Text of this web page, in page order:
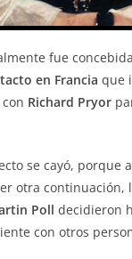
fue
en Francia que
con Richard Pryor
se cayó, porque
otra continuación,
Poll decidieron
con otros